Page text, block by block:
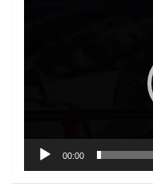
00:00